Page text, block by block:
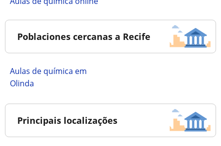
Poblaciones cercanas a Recife
Aulas de química em
Olinda
Principais localizações